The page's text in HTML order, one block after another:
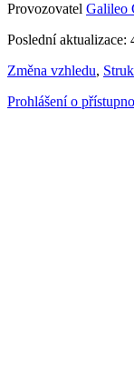
Provozovatel Galileo
Poslední aktualizace:
Změna vzhledu,
Prohlášení o